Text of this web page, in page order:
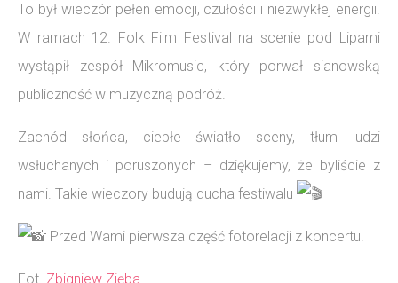
To był wieczór pełen emocji, czułości i niezwykłej energii.
W ramach 12. Folk Film Festival na scenie pod Lipami
wystąpił zespół Mikromusic, który porwał sianowską
publiczność w muzyczną podróż.
Zachód słońca, ciepłe światło sceny, tłum ludzi
wsłuchanych i poruszonych – dziękujemy, że byliście z
nami. Takie wieczory budują ducha festiwalu
Przed Wami pierwsza część fotorelacji z koncertu.
Fot. Zbigniew Zięba